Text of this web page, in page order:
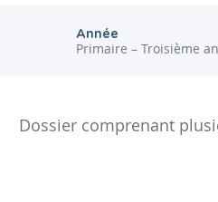
Année
Primaire – Troisième
Dossier comprenant